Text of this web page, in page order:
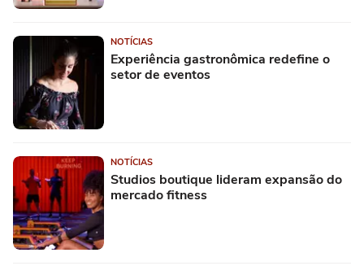
NOTÍCIAS
Experiência gastronômica redefine o
setor de eventos
NOTÍCIAS
Studios boutique lideram expansão do
mercado fitness